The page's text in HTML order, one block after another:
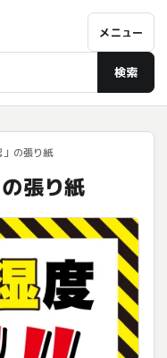
検索
メニュー
」の張り紙
張り紙